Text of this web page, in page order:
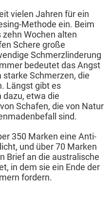
vielen Jahren für ein
Methode ein. Beim
Wochen alten
Schere große
Schmerzlinderung
bedeutet das Angst
starke Schmerzen, die
Längst gibt es
etwa die
Schafen, die von Natur
sind.
350 Marken eine Anti-
und über 70 Marken
Brief an die australische
in dem sie ein Ende der
fordern.